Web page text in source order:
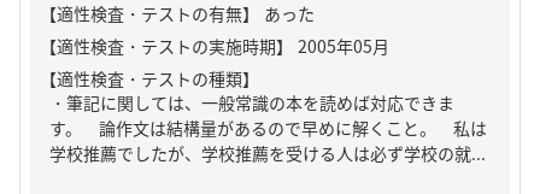
【適性検査・テストの有無】 あった
【適性検査・テストの種類】
・筆記に関しては、一般常識の本を読めば対応できま
す。 論作文は結構量があるので早めに解くこと。 私は
学校推薦でしたが、学校推薦を受ける人は必ず学校の就...